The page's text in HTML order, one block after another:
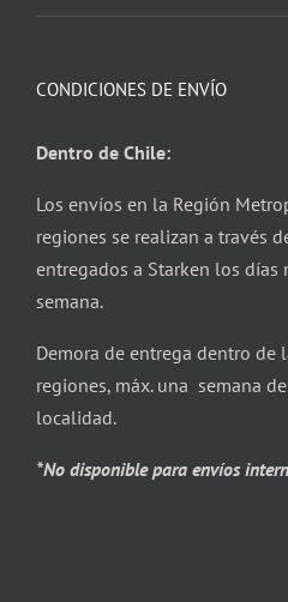
CONDICIONES DE ENVÍO
Dentro de Chile:
Los envíos en la Región
regiones se realizan a través
entregados a Starken los días
semana.
Demora de entrega dentro de
regiones, máx. una semana
localidad.
*No disponible para envíos